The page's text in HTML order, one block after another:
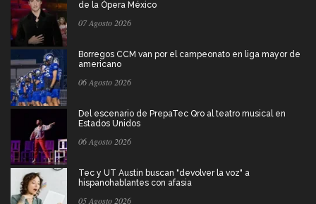
de la Ópera México
07 Agosto 2026
Borregos CCM van por el campeonato en liga mayor de
americano
06 Agosto 2026
Del escenario de PrepaTec Qro al teatro musical en
Estados Unidos
06 Agosto 2026
Tec y UT Austin buscan "devolver la voz" a
hispanohablantes con afasia
05 Agosto 2026